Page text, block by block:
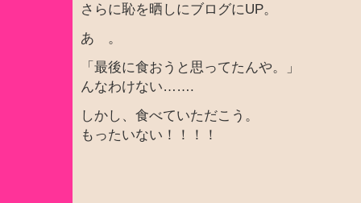
さらに恥を晒しにブログにUP。
あゝ。
「最後に食おうと思ってたんや。」
んなわけない…….
しかし、食べていただこう。
もったいない！！！！